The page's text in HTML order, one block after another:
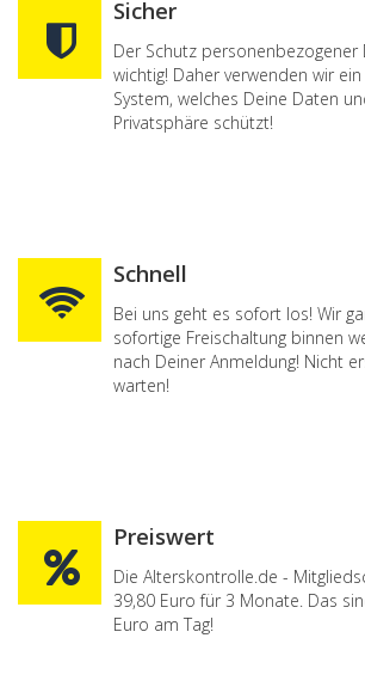
Sicher
Der Schutz
wichtig! Daher verwenden wir
System, welches Deine Daten
Privatsphäre schützt!
Schnell
Bei uns geht es sofort los! Wir
sofortige Freischaltung binnen
nach Deiner Anmeldung! Nicht
warten!
Preiswert
Die Alterskontrolle.de -
39,80 Euro für 3 Monate. Das
Euro am Tag!